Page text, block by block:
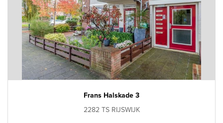
Frans Halskade 3
2282 TS RIJSWIJK